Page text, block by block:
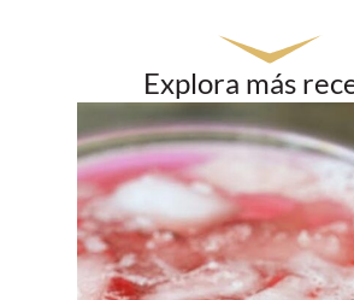
Explora más